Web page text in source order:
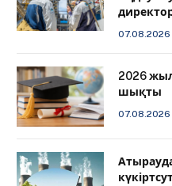
07.08.2026
2026
шықты
07.08.2026